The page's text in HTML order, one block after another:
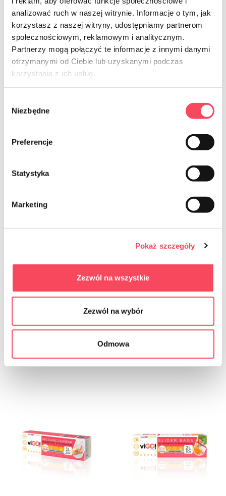
analizować ruch w naszej witrynie. Informacje o tym, jak
korzystasz z naszej witryny, udostępniamy partnerom
społecznościowym, reklamowym i analitycznym.
Partnerzy mogą połączyć te informacje z innymi danymi
otrzymanymi od Ciebie lub uzyskanymi podczas
korzystania z ich usług.
zgody
Niezbędne
Preferencje
Statystyka
Marketing
Pokaż szczegóły
Zezwól na wszystkie
Zezwól na wybór
Odmowa
7565288
виГО! Премиум кесе за лед 240 ком
7562030
ком
7562111
виГО! Зип кесе ЛД 2Л 20ком кутија
10,79 złbrutto
7562113
виГО! Зип кесе ЛД 1Л 30ком кутија
10,79 złbrutto
-